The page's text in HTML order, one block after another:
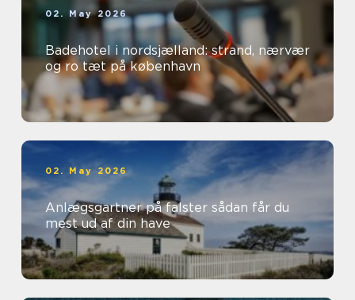
02. May 2026
Badehotel i nordsjælland: strand, nærvær
og ro tæt på københavn
02. May 2026
Anlægsgartner på falster sådan får du
mest ud af din have